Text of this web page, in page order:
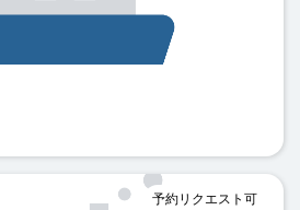
予約リクエスト可